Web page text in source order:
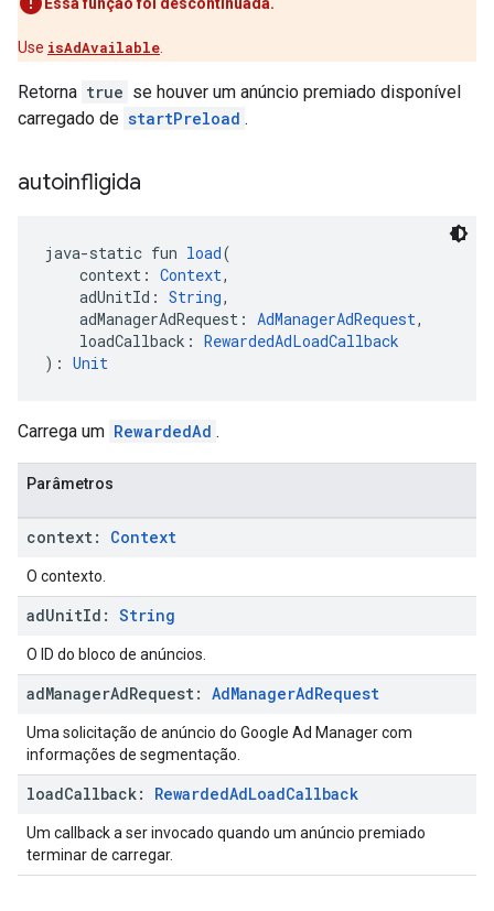
Use isAdAvailable
Retorna true se houver um anúncio premiado disponível
carregado de startPreload .
autoinfligida
java-static fun load(
context: Context,
adUnitId: String,
adManagerAdRequest: AdManagerAdRequest,
loadCallback: RewardedAdLoadCallback
): Unit
Carrega um RewardedAd .
Parâmetros
context: Context
O contexto.
adUnitId: String
O ID do bloco de anúncios.
adManagerAdRequest: AdManagerAdRequest
Uma solicitação de anúncio do Google Ad Manager com
informações de segmentação.
loadCallback: RewardedAdLoadCallback
Um callback a ser invocado quando um anúncio premiado
terminar de carregar.